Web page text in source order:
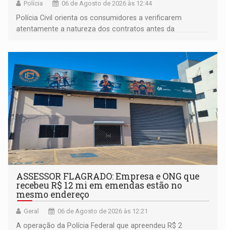
Polícia 06 de Agosto de 2026 às 12:44
Polícia Civil orienta os consumidores a verificarem
atentamente a natureza dos contratos antes da
ASSESSOR FLAGRADO: Empresa e ONG que
recebeu R$ 12 mi em emendas estão no
mesmo endereço
Geral 06 de Agosto de 2026 às 12:21
A operação da Polícia Federal que apreendeu R$ 2